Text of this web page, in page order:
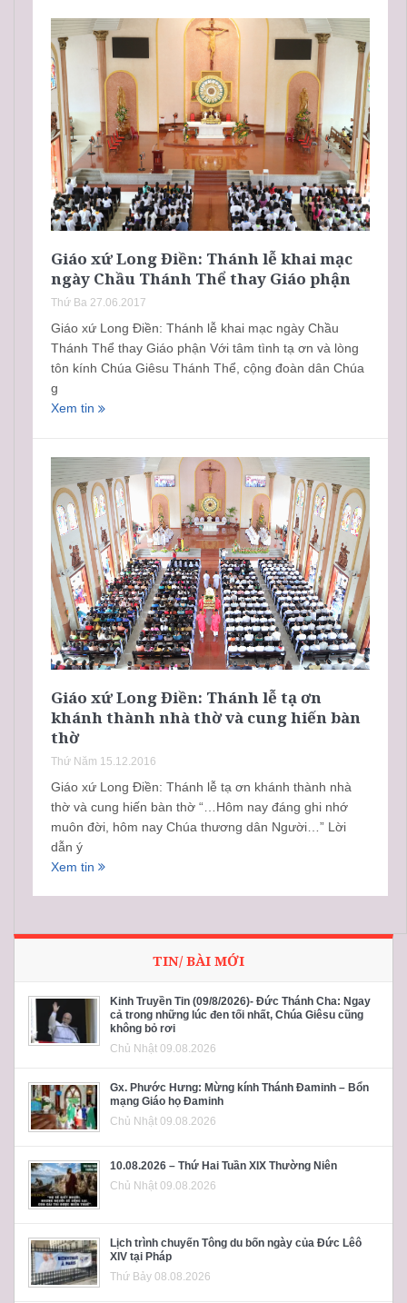
Giáo xứ Long Điền: Thánh lễ khai mạc
ngày Chầu Thánh Thể thay Giáo phận
Thứ Ba 27.06.2017
Giáo xứ Long Điền: Thánh lễ khai mạc ngày Chầu
Thánh Thể thay Giáo phận Với tâm tình tạ ơn và lòng
tôn kính Chúa Giêsu Thánh Thể, cộng đoàn dân Chúa
g
Xem tin
Giáo xứ Long Điền: Thánh lễ tạ ơn
khánh thành nhà thờ và cung hiến bàn
thờ
Thứ Năm 15.12.2016
Giáo xứ Long Điền: Thánh lễ tạ ơn khánh thành nhà
thờ và cung hiến bàn thờ “…Hôm nay đáng ghi nhớ
muôn đời, hôm nay Chúa thương dân Người…” Lời
dẫn ý
Xem tin
TIN/ BÀI MỚI
Kinh Truyền Tin (09/8/2026)- Đức Thánh Cha: Ngay
cả trong những lúc đen tối nhất, Chúa Giêsu cũng
không bỏ rơi
Chủ Nhật 09.08.2026
Gx. Phước Hưng: Mừng kính Thánh Đaminh – Bổn
mạng Giáo họ Đaminh
Chủ Nhật 09.08.2026
10.08.2026 – Thứ Hai Tuần XIX Thường Niên
Chủ Nhật 09.08.2026
Lịch trình chuyến Tông du bốn ngày của Đức Lêô
XIV tại Pháp
Thứ Bảy 08.08.2026